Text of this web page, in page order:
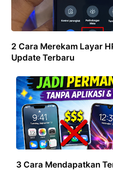
2 Cara Merekam Layar
Update Terbaru
3 Cara Mendapatkan